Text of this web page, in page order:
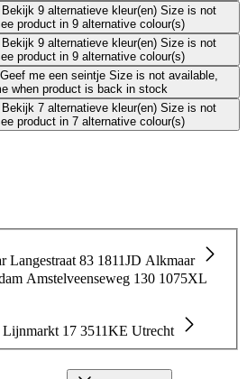
Bekijk 9 alternatieve kleur(en) Size is not
product in 9 alternative colour(s)
Bekijk 9 alternatieve kleur(en) Size is not
product in 9 alternative colour(s)
Geef me een seintje Size is not available,
when product is back in stock
Bekijk 7 alternatieve kleur(en) Size is not
product in 7 alternative colour(s)
Langestraat 83 1811JD Alkmaar
Amstelveenseweg 130 1075XL
Lijnmarkt 17 3511KE Utrecht